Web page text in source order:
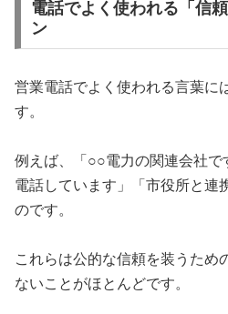
電話でよく使われる「信
ン
営業電話でよく使われる言葉に
す。
例えば、「○○電力の関連会社で
電話しています」「市役所と連
のです。
これらは公的な信頼を装うため
ないことがほとんどです。